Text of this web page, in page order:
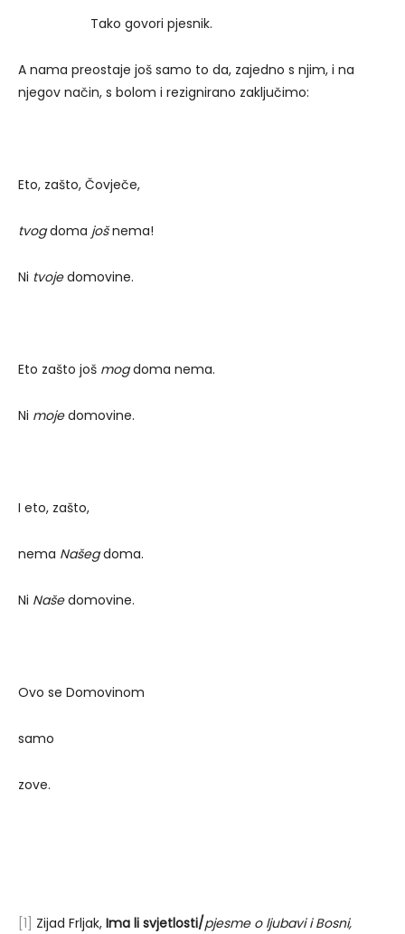
Tako govori pjesnik.
A nama preostaje još samo to da, zajedno s njim, i na
njegov način, s bolom i rezignirano zaključimo:
Eto, zašto, Čovječe,
tvogdoma jošnema!
Ni tvojedomovine.
Eto zašto još mogdoma nema.
Ni mojedomovine.
I eto, zašto,
nema Našegdoma.
Ni Našedomovine.
Ovo se Domovinom
samo
zove.
[1] Zijad Frljak, Ima li svjetlosti/pjesme o ljubavi i Bosni,